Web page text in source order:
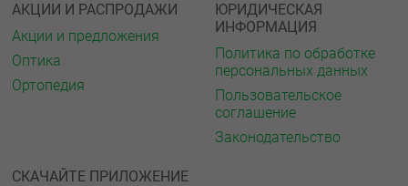
АКЦИИ И РАСПРОДАЖИ
Акции и предложения
Оптика
Ортопедия
ЮРИДИЧЕСКАЯ
ИНФОРМАЦИЯ
Политика по обработке
персональных данных
Пользовательское
соглашение
Законодательство
СКАЧАЙТЕ ПРИЛОЖЕНИЕ